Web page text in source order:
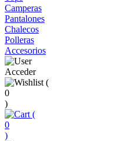
Camperas
Pantalones
Chalecos
Polleras
Accesorios
Acceder
(
0
)
(
0
)